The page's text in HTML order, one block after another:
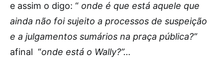
e assim o digo: “ onde é que está aquele que
ainda não foi sujeito a processos de suspeição
e a julgamentos sumários na praça pública?”
afinal “onde está o Wally?”…